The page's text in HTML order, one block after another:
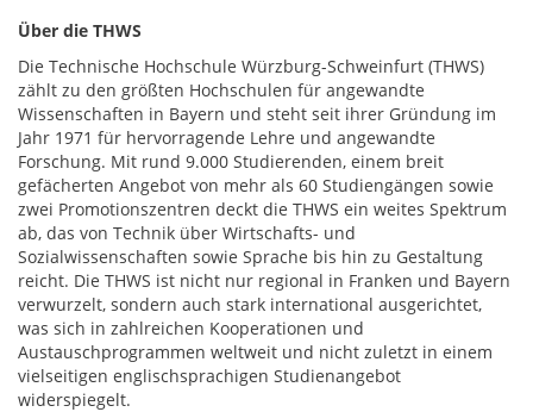
Über die THWS
Die Technische Hochschule Würzburg-Schweinfurt (THWS)
zählt zu den größten Hochschulen für angewandte
Wissenschaften in Bayern und steht seit ihrer Gründung im
Jahr 1971 für hervorragende Lehre und angewandte
Forschung. Mit rund 9.000 Studierenden, einem breit
gefächerten Angebot von mehr als 60 Studiengängen sowie
zwei Promotionszentren deckt die THWS ein weites Spektrum
ab, das von Technik über Wirtschafts- und
Sozialwissenschaften sowie Sprache bis hin zu Gestaltung
reicht. Die THWS ist nicht nur regional in Franken und Bayern
verwurzelt, sondern auch stark international ausgerichtet,
was sich in zahlreichen Kooperationen und
Austauschprogrammen weltweit und nicht zuletzt in einem
vielseitigen englischsprachigen Studienangebot
widerspiegelt.